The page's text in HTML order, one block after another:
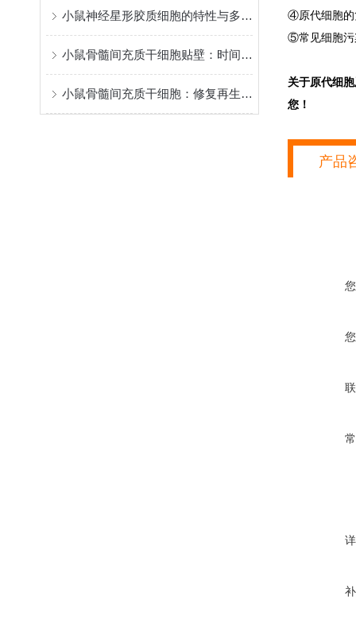
小鼠神经星形胶质细胞的特性与多元功能
小鼠骨髓间充质干细胞贴壁：时间背后的“生命律动”
小鼠骨髓间充质干细胞：修复再生的潜力之星
④原代细胞的
⑤常见细胞污
关于原代细
您！
产品